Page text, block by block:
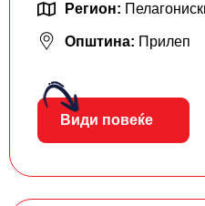
Регион:
Општина: Прилеп
Види повеќе